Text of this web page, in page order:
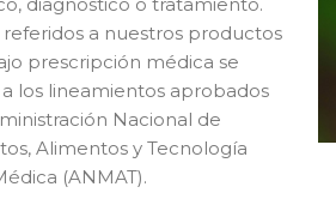
referidos a nuestros productos
prescripción médica se
los lineamientos aprobados
Nacional de
Alimentos y Tecnología
(ANMAT).
ACTIVOS
Qué es y Cómo